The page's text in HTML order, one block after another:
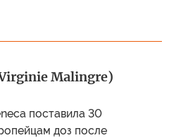
Malingre)
поставила 30
доз после